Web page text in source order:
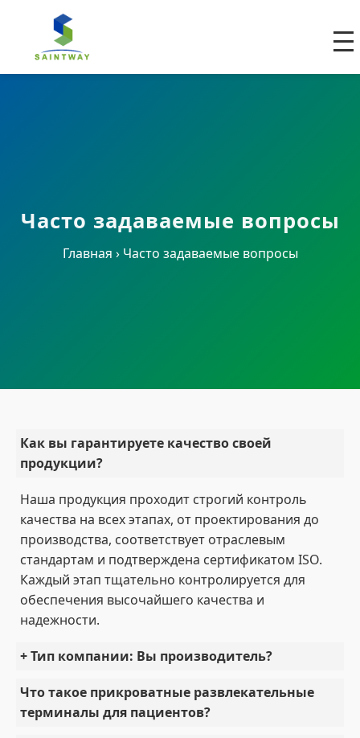
Часто задаваемые вопросы
Главная › Часто задаваемые вопросы
Как вы гарантируете качество своей
продукции?
Наша продукция проходит строгий контроль
качества на всех этапах, от проектирования до
производства, соответствует отраслевым
стандартам и подтверждена сертификатом ISO.
Каждый этап тщательно контролируется для
обеспечения высочайшего качества и
надежности.
+ Тип компании: Вы производитель?
Что такое прикроватные развлекательные
терминалы для пациентов?